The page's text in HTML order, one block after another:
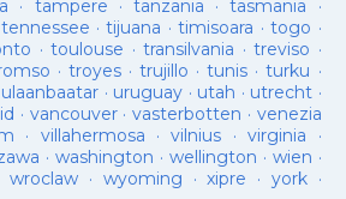
· tampere · tanzania ·tasmania ·
tennessee ·tijuana ·timisoara ·togo ·
·toulouse ·transilvania ·treviso ·
· troyes·trujillo ·tunis ·turku ·
ulaanbaatar · uruguay · utah · utrecht ·
· vancouver· vasterbotten · venezia
· villahermosa ·vilnius ·virginia ·
·washington · wellington · wien ·
wroclaw · wyoming ·xipre · york·